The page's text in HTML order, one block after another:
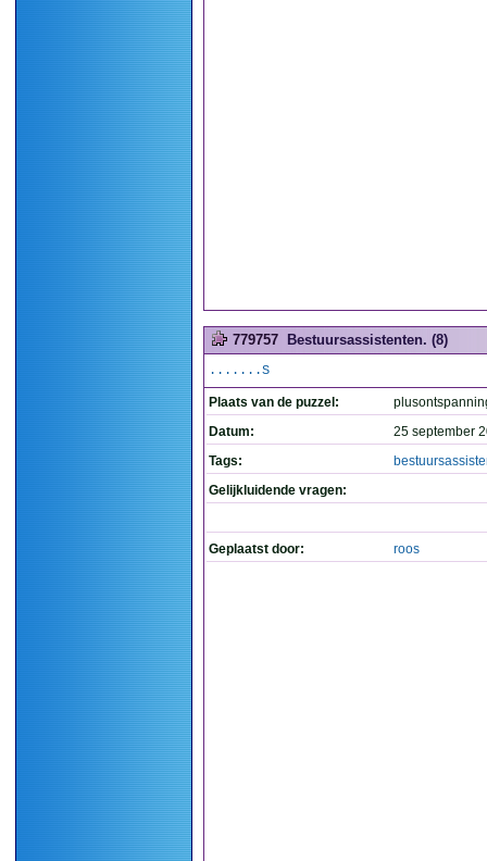
779757 Bestuursassistenten. (8)
.......S
Plaats van de puzzel:
Datum:
25 september
Tags:
Gelijkluidende vragen:
Geplaatst door: roos